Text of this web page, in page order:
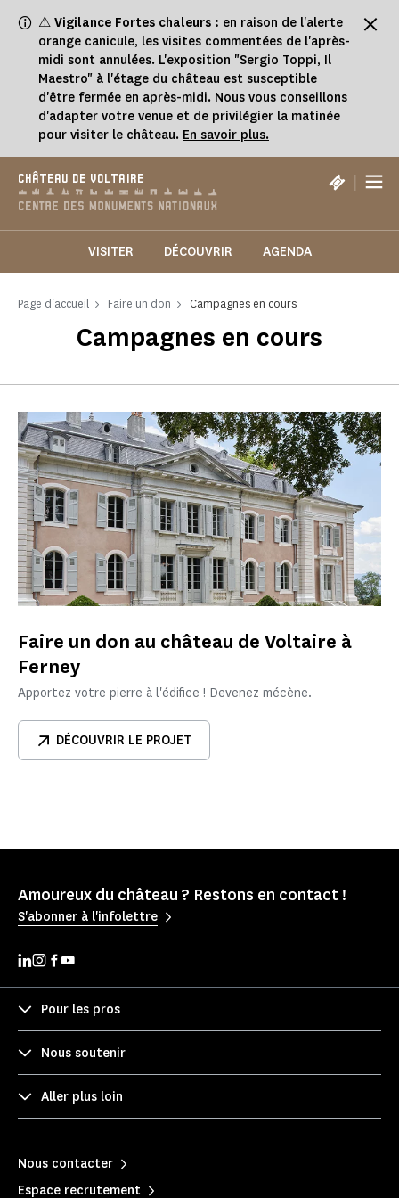
⚠ Vigilance Fortes chaleurs : en raison de l'alerte
orange canicule, les visites commentées de l'après-
midi sont annulées. L'exposition "Sergio Toppi, Il
Maestro" à l'étage du château est susceptible
d'être fermée en après-midi. Nous vous conseillons
d'adapter votre venue et de privilégier la matinée
pour visiter le château. En savoir plus.
CHÂTEAU DE VOLTAIRE |
VISITER DÉCOUVRIR AGENDA
Page d'accueil Faire un don Campagnes en cours
Campagnes en cours
Faire un don au château de Voltaire à
Ferney
Apportez votre pierre à l'édifice ! Devenez mécène.
DÉCOUVRIR LE PROJET
Amoureux du château ? Restons en contact !
S'abonner à l'infolettre
Pour les pros
Nous soutenir
Aller plus loin
Nous contacter
Espace recrutement